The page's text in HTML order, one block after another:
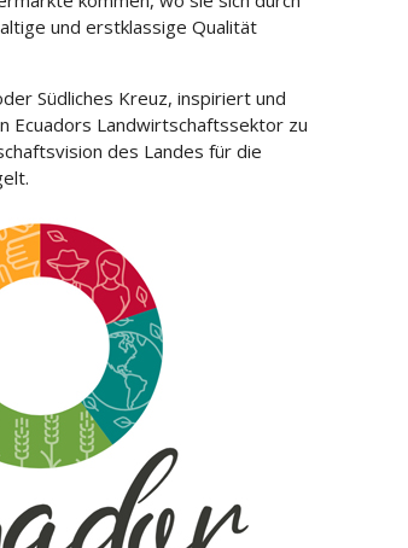
und erstklassige Qualität
Südliches Kreuz, inspiriert und
Ecuadors Landwirtschaftssektor zu
des Landes für die